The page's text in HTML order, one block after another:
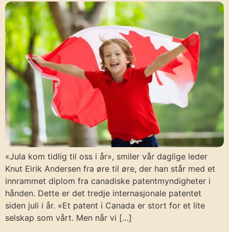
«Jula kom tidlig til oss i år», smiler vår daglige leder
Knut Eirik Andersen fra øre til øre, der han står med et
innrammet diplom fra canadiske patentmyndigheter i
hånden. Dette er det tredje internasjonale patentet
siden juli i år. «Et patent i Canada er stort for et lite
selskap som vårt. Men når vi […]